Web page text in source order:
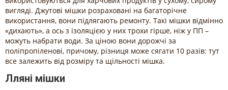
вигляді. Джутові мішки розраховані на багаторічне
використання, вони підлягають ремонту. Такі мішки відмінно
«дихають», а ось з ізоляцією у них трохи гірше, ніж у ПП –
можуть набрати води. За ціною вони дорожчі за
поліпропіленові, причому, різниця може сягати 10 разів: тут
все залежить від розміру та щільності мішка.
Лляні мішки